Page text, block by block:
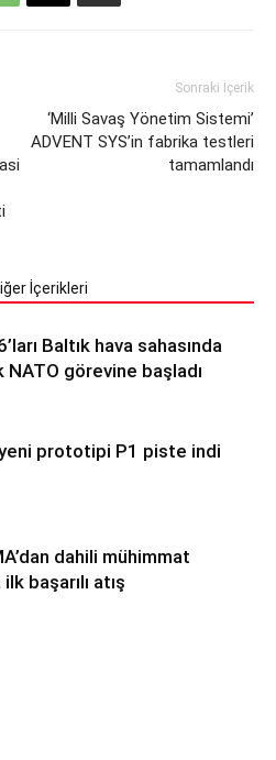
Sonraki İçerik
‘Milli Savaş Yönetim Sistemi’
ADVENT SYS’in fabrika testleri
tamamlandı
İçerikleri
Baltık hava sahasında
NATO görevine başladı
yeni prototipi P1 piste indi
dahili mühimmat
başarılı atış